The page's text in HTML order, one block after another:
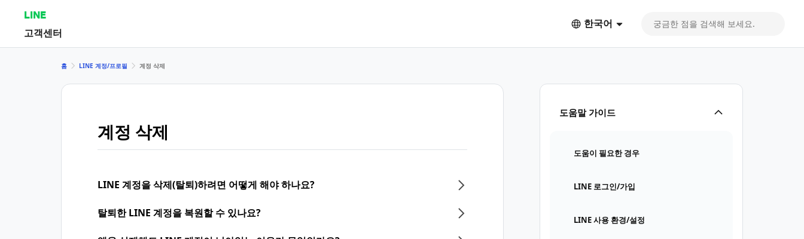
LINE
고객센터
한국어
도움말 가이드
도움이 필요한 경우
LINE 로그인/가입
LINE 사용 환경/설정
홈 LINE 계정/프로필 계정 삭제
계정 삭제
LINE 계정을 삭제(탈퇴)하려면 어떻게 해야 하나요?
탈퇴한 LINE 계정을 복원할 수 있나요?